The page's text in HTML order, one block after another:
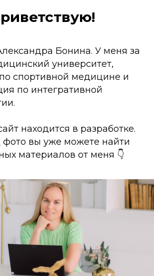
Бонина. У меня за
университет,
спортивной медицине и
по интегративной
находится в разработке.
вы уже можете найти
материалов от меня 👇